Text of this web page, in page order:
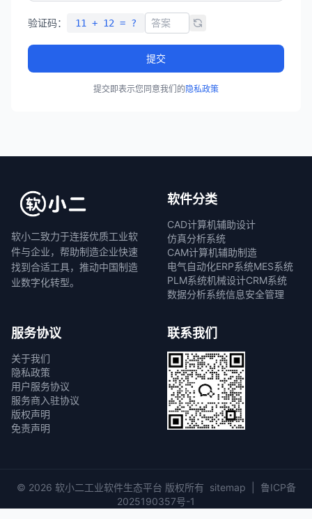
验证码： 11 + 12 = ?
提交
提交即表示您同意我们的隐私政策
软小二致力于连接优质工业软
件与企业，帮助制造企业快速
找到合适工具，推动中国制造
业数字化转型。
软件分类
CAD计算机辅助设计
仿真分析系统
CAM计算机辅助制造
电气自动化ERP系统MES系统
PLM系统机械设计CRM系统
数据分析系统信息安全管理
服务协议
关于我们
隐私政策
用户服务协议
服务商入驻协议
版权声明
免责声明
联系我们
© 2026 软小二工业软件生态平台 版权所有 sitemap
鲁ICP备
2025190357号-1